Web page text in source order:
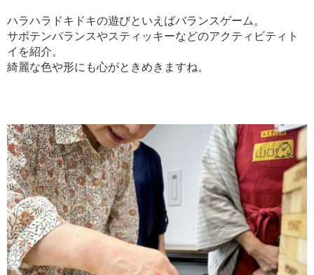
ハラハラドキドキの遊びといえばバランスゲーム。
サボテンバランスやスティッキーなどのアクティビティト
イを紹介。
綺麗な色や形にも心がときめきますね。